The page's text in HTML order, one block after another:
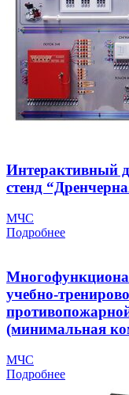
Интерактивный
стенд
МЧС
Подробнее
учебно-
(минимальная
МЧС
Подробнее